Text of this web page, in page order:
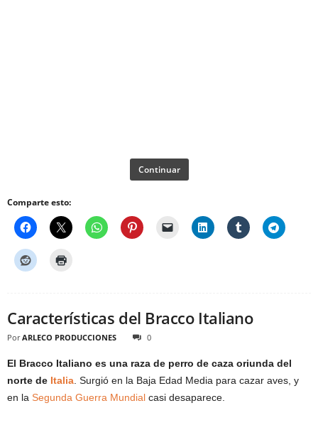
Continuar
Comparte esto:
Características del Bracco Italiano
Por ARLECO PRODUCCIONES 0
El Bracco Italiano es una raza de perro de caza oriunda del
norte de Italia. Surgió en la Baja Edad Media para cazar aves, y
en la Segunda Guerra Mundial casi desaparece.